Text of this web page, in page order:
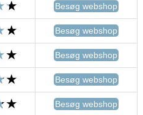
Besøg webshop
Besøg webshop
Besøg webshop
Besøg webshop
Besøg webshop